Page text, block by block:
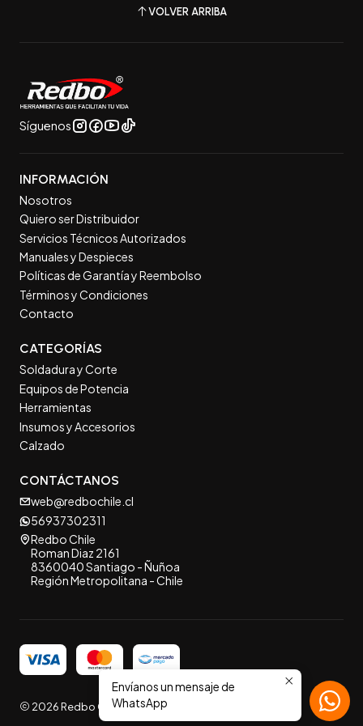
VOLVER ARRIBA
Síguenos
INFORMACIÓN
Nosotros
Quiero ser Distribuidor
Servicios Técnicos Autorizados
Manuales y Despieces
Políticas de Garantía y Reembolso
Términos y Condiciones
Contacto
CATEGORÍAS
Soldadura y Corte
Equipos de Potencia
Herramientas
Insumos y Accesorios
Calzado
CONTÁCTANOS
web@redbochile.cl
56937302311
Redbo Chile
Roman Diaz 2161
8360040 Santiago - Ñuñoa
Región Metropolitana - Chile
2026 Redbo Chile.
Envíanos un mensaje de
WhatsApp